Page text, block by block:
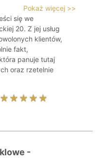
Pokaż więcej >>
się we
20. Z jej usług
klientów,
fakt,
panuje tutaj
oraz rzetelnie
-